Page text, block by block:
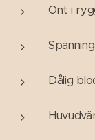
Ont i
Dålig